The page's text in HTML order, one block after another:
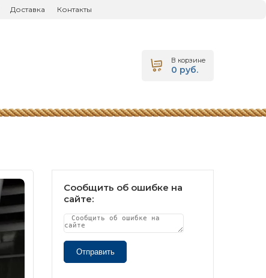
Доставка Контакты
В корзине
0 руб.
Сообщить об ошибке на
сайте:
Отправить